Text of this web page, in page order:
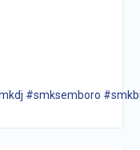
#smksemboro